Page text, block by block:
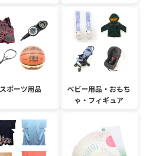
スポーツ用品
ベビー用品・おもち
ゃ・フィギュア